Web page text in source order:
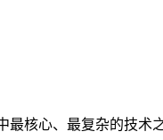
最核心、最复杂的技